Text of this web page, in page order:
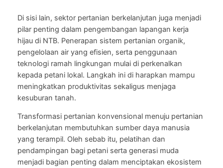
Di sisi lain, sektor pertanian berkelanjutan juga menjadi
pilar penting dalam pengembangan lapangan kerja
hijau di NTB. Penerapan sistem pertanian organik,
pengelolaan air yang efisien, serta penggunaan
teknologi ramah lingkungan mulai di perkenalkan
kepada petani lokal. Langkah ini di harapkan mampu
meningkatkan produktivitas sekaligus menjaga
kesuburan tanah.
Transformasi pertanian konvensional menuju pertanian
berkelanjutan membutuhkan sumber daya manusia
yang terampil. Oleh sebab itu, pelatihan dan
pendampingan bagi petani serta generasi muda
menjadi bagian penting dalam menciptakan ekosistem